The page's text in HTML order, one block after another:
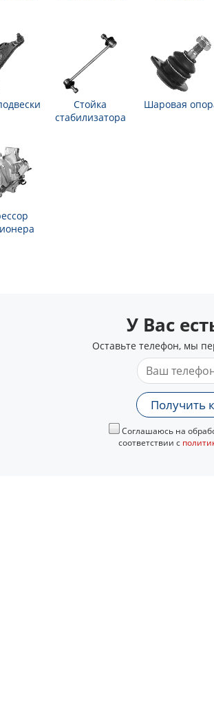
Стойка
стабилизатора
Шаровая
У Вас
Оставьте телефон, мы
Получить
Соглашаюсь на
соответствии с